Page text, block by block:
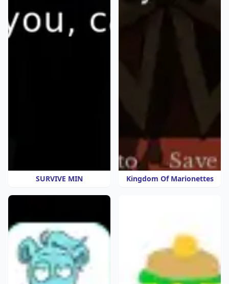
SURVIVE MIN Kingdom Of Marionettes